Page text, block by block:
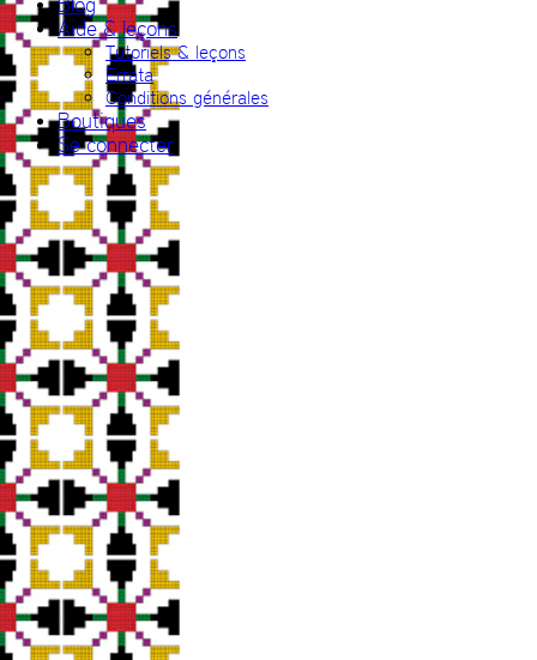
Aide & leçons
Tutoriels & leçons
Errata
Conditions générales
Boutiques
Se connecter